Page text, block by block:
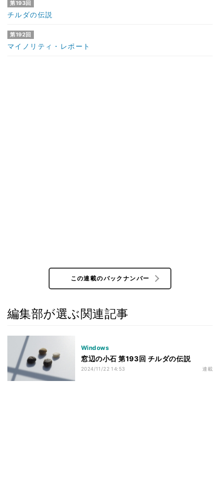
第193回
チルダの伝説
第192回
マイノリティ・レポート
この連載のバックナンバー
編集部が選ぶ関連記事
Windows
窓辺の小石 第193回 チルダの伝説
2024/11/22 14:53 連載